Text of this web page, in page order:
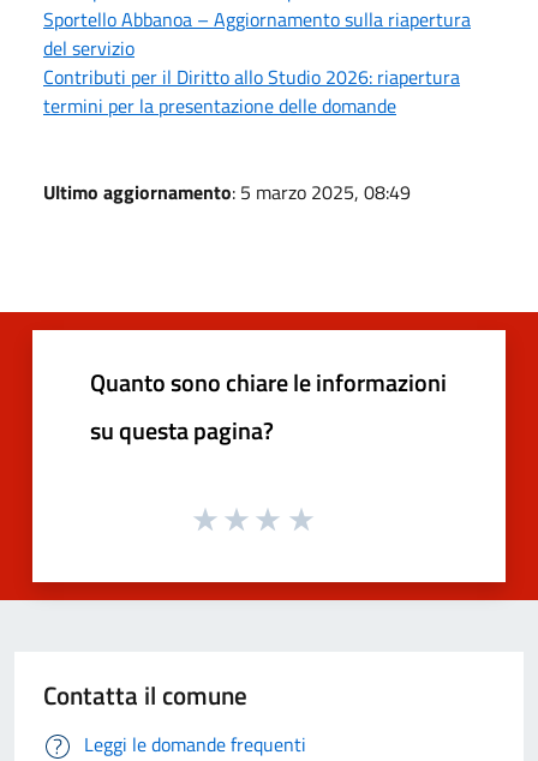
Sportello Abbanoa – Aggiornamento sulla riapertura
del servizio
Contributi per il Diritto allo Studio 2026: riapertura
termini per la presentazione delle domande
Ultimo aggiornamento: 5 marzo 2025, 08:49
Quanto sono chiare le informazioni
su questa pagina?
Contatta il comune
Leggi le domande frequenti